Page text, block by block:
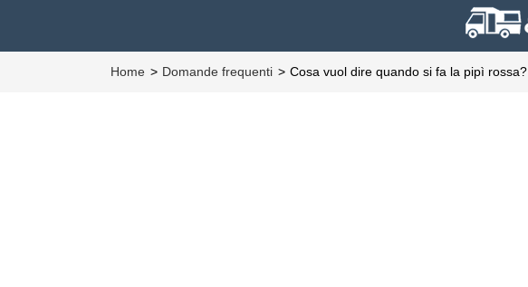
Home Domande frequenti Cosa vuol dire quando si fa la pipì rossa?